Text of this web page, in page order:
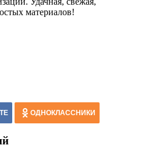
материалов!
ОДНОКЛАССНИКИ